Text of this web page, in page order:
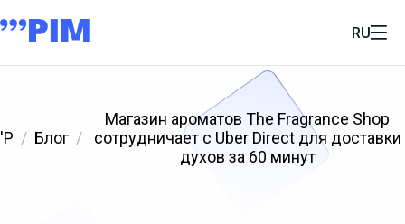
RU
'P Блог
Магазин ароматов The Fragrance Shop
сотрудничает с Uber Direct для доставки
духов за 60 минут